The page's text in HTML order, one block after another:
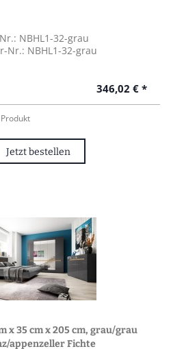
NBHL1-32-grau
Nr.: NBHL1-32-grau
346,02 € *
Jetzt bestellen
x 35 cm x 205 cm, grau/grau
appenzeller Fichte